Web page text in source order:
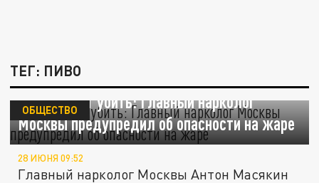
ТЕГ: ПИВО
Пиво может убить: Главный нарколог
Москвы предупредил об опасности на жаре
ОБЩЕСТВО
28 ИЮНЯ 09:52
Главный нарколог Москвы Антон Масякин